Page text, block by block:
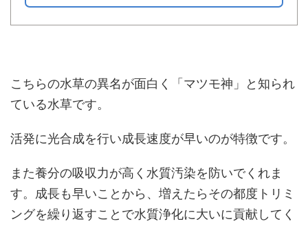
こちらの水草の異名が面白く「マツモ神」と知られ
ている水草です。
活発に光合成を行い成長速度が早いのが特徴です。
また養分の吸収力が高く水質汚染を防いでくれま
す。成長も早いことから、増えたらその都度トリミ
ングを繰り返すことで水質浄化に大いに貢献してく